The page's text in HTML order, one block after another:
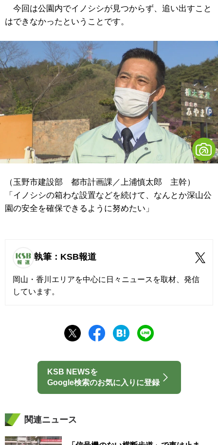
今回は公園内でイノシシが見つからず、追い出すこと
はできなかったということです。
（玉野市建設部 都市計画課／上浦慎太郎 主幹）
「イノシシの箱わな設置などを続けて、なんとか深山公
園の安全を確保できるように努めたい」
執筆：KSB報道
岡山・香川エリアを中心に日々ニュースを取材、発信
しています。
KSB NEWSを
Google検索のお気に入りに登録
関連ニュース